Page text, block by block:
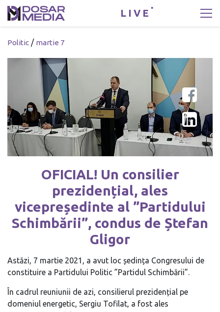
LIVE
Politic / martie 7
OFICIAL! Un consilier
prezidențial, ales
vicepreședinte al ”Partidului
Schimbării”, condus de Ștefan
Gligor
Astăzi, 7 martie 2021, a avut loc ședința Congresului de
constituire a Partidului Politic ”Partidul Schimbării”.
În cadrul reuniunii de azi, consilierul prezidențial pe
domeniul energetic, Sergiu Tofilat, a fost ales